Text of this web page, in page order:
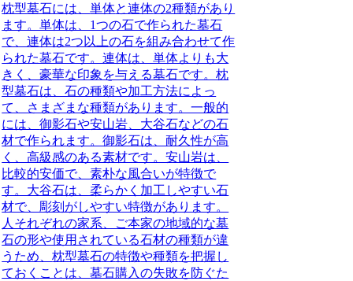
枕型墓石には、単体と連体の2種類があり
ます。単体は、1つの石で作られた墓石
で、連体は2つ以上の石を組み合わせて作
られた墓石です。連体は、単体よりも大
きく、豪華な印象を与える墓石です。枕
型墓石は、石の種類や加工方法によっ
て、さまざまな種類があります。一般的
には、御影石や安山岩 大谷石などの石
材で作られます。御影石は、耐久性が高
く、高級感のある素材です。安山岩は、
比較的安価で、素朴な風合いが特徴で
す。大谷石は、柔らかく加工しやすい石
材で、彫刻がしやすい特徴があります。
人それぞれの家系、ご本家の地域的な墓
石の形や使用されている石材の種類が違
うため、枕型墓石の特徴や種類を把握し
ておく ことは、墓石購入の失敗を防ぐた